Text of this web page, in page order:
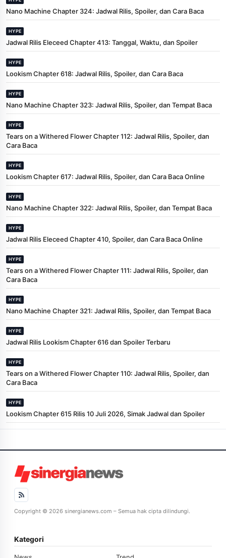
Nano Machine Chapter 324: Jadwal Rilis, Spoiler, dan Cara Baca
HYPE
Jadwal Rilis Eleceed Chapter 413: Tanggal, Waktu, dan Spoiler
HYPE
Lookism Chapter 618: Jadwal Rilis, Spoiler, dan Cara Baca
HYPE
Nano Machine Chapter 323: Jadwal Rilis, Spoiler, dan Tempat Baca
HYPE
Tears on a Withered Flower Chapter 112: Jadwal Rilis, Spoiler, dan
Cara Baca
HYPE
Lookism Chapter 617: Jadwal Rilis, Spoiler, dan Cara Baca Online
HYPE
Nano Machine Chapter 322: Jadwal Rilis, Spoiler, dan Tempat Baca
HYPE
Jadwal Rilis Eleceed Chapter 410, Spoiler, dan Cara Baca Online
HYPE
Tears on a Withered Flower Chapter 111: Jadwal Rilis, Spoiler, dan
Cara Baca
HYPE
Nano Machine Chapter 321: Jadwal Rilis, Spoiler, dan Tempat Baca
HYPE
Jadwal Rilis Lookism Chapter 616 dan Spoiler Terbaru
HYPE
Tears on a Withered Flower Chapter 110: Jadwal Rilis, Spoiler, dan
Cara Baca
HYPE
Lookism Chapter 615 Rilis 10 Juli 2026, Simak Jadwal dan Spoiler
Copyright © 2026 sinergianews.com – Semua hak cipta dilindungi.
Kategori